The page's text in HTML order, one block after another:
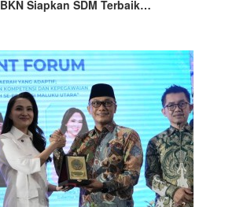
Siapkan SDM Terbaik…